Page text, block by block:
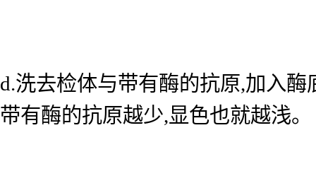
d.洗去检体与带有酶的抗原,加入
带有酶的抗原越少,显色也就越浅。